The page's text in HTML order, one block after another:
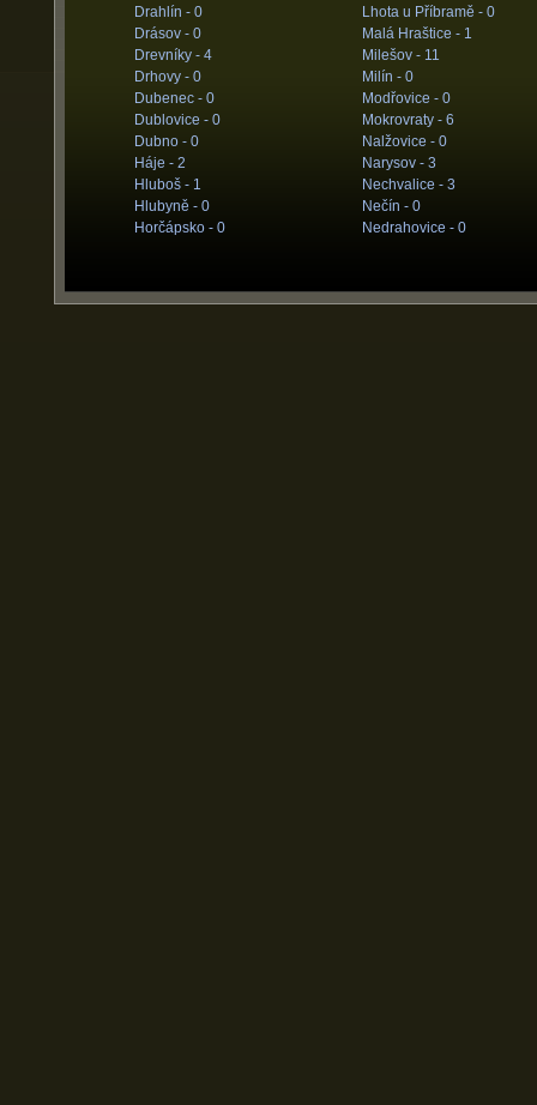
Drahlín - 0
Drásov - 0
Drevníky - 4
Drhovy - 0
Dubenec - 0
Dublovice - 0
Dubno - 0
Háje - 2
Hluboš - 1
Hlubyně - 0
Horčápsko - 0
Lhota u Příbramě - 0
Malá Hraštice - 1
Milešov - 11
Milín - 0
Modřovice - 0
Mokrovraty - 6
Nalžovice - 0
Narysov - 3
Nechvalice - 3
Nečín - 0
Nedrahovice - 0